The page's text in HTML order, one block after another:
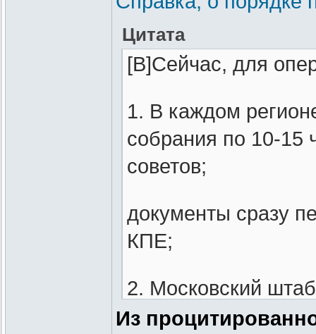
Цитата
[B]Сейчас, для
1. В каждом
собрания по 10-15
советов;
документы сразу
КПЕ;
2. Московский
регионов,
Из